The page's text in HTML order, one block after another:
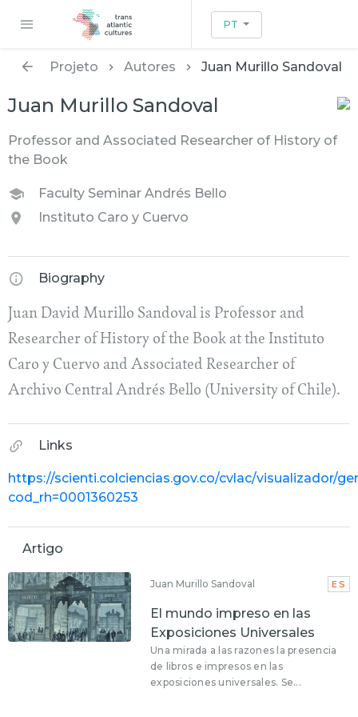
PT
Projeto Autores Juan Murillo Sandoval
Juan Murillo Sandoval
Professor and Associated Researcher of History of
the Book
Faculty Seminar Andrés Bello
Instituto Caro y Cuervo
Biography
Juan David Murillo Sandoval is Professor and
Researcher of History of the Book at the Instituto
Caro y Cuervo and Associated Researcher of
Archivo Central Andrés Bello (University of Chile).
Links
https://scienti.colciencias.gov.co/cvlac/visualizador/
cod_rh=0001360253
Artigo
Juan Murillo Sandoval ES
El mundo impreso en las
Exposiciones Universales
Una mirada a las razones la presencia
de libros e impresos en las
exposiciones universales. Se...